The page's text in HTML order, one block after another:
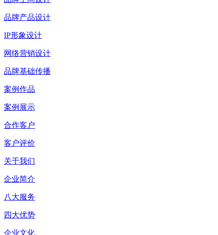
品牌产品设计
IP形象设计
网络营销设计
品牌基础传播
案例作品
案例展示
合作客户
客户评价
关于我们
企业简介
八大服务
四大优势
企业文化